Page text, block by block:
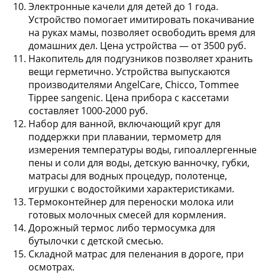
Электронные качели для детей до 1 года.
Устройство помогает имитировать покачивание
на руках мамы, позволяет освободить время для
домашних дел. Цена устройства — от 3500 руб.
Накопитель для подгузников позволяет хранить
вещи герметично. Устройства выпускаются
производителями AngelCare, Chicco, Tommee
Tippee sangenic. Цена прибора с кассетами
составляет 1000-2000 руб.
Набор для ванной, включающий круг для
поддержки при плавании, термометр для
измерения температуры воды, гипоаллергенные
пены и соли для воды, детскую ванночку, губки,
матрасы для водных процедур, полотенце,
игрушки с водостойкими характеристиками.
Термоконтейнер для переноски молока или
готовых молочных смесей для кормления.
Дорожный термос либо термосумка для
бутылочки с детской смесью.
Складной матрас для пеленания в дороге, при
осмотрах.